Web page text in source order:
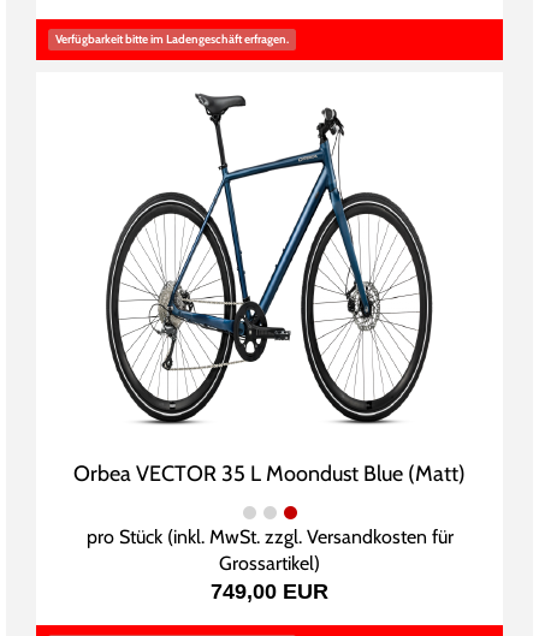
Verfügbarkeit bitte im Ladengeschäft erfragen.
Orbea VECTOR 35 L Moondust Blue (Matt)
pro Stück (inkl. MwSt. zzgl. Versandkosten für
Grossartikel)
749,00 EUR